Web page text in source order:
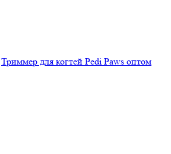
Триммер для когтей Pedi Paws оптом